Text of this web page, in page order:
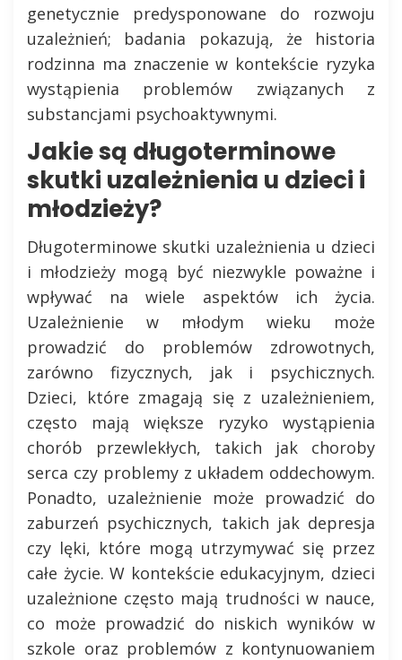
genetycznie predysponowane do rozwoju
uzależnień; badania pokazują, że historia
rodzinna ma znaczenie w kontekście ryzyka
wystąpienia problemów związanych z
substancjami psychoaktywnymi.
Jakie są długoterminowe
skutki uzależnienia u dzieci i
młodzieży?
Długoterminowe skutki uzależnienia u dzieci
i młodzieży mogą być niezwykle poważne i
wpływać na wiele aspektów ich życia.
Uzależnienie w młodym wieku może
prowadzić do problemów zdrowotnych,
zarówno fizycznych, jak i psychicznych.
Dzieci, które zmagają się z uzależnieniem,
często mają większe ryzyko wystąpienia
chorób przewlekłych, takich jak choroby
serca czy problemy z układem oddechowym.
Ponadto, uzależnienie może prowadzić do
zaburzeń psychicznych, takich jak depresja
czy lęki, które mogą utrzymywać się przez
całe życie. W kontekście edukacyjnym, dzieci
uzależnione często mają trudności w nauce,
co może prowadzić do niskich wyników w
szkole oraz problemów z kontynuowaniem